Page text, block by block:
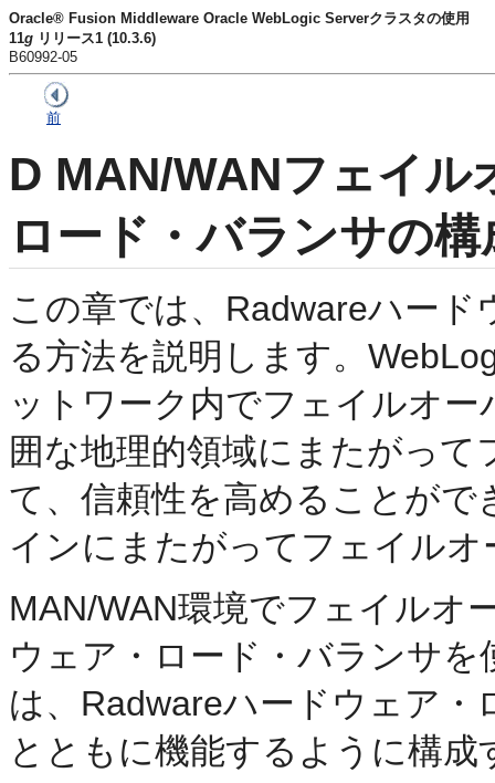
Oracle® Fusion Middleware Oracle WebLogic Serverクラスタの使用
11g リリース1 (10.3.6)
B60992-05
前
D MAN/WANフェイル
ロード・バランサの構
この章では、Radwareハー
る方法を説明します。
ットワーク内でフェイルオ
囲な地理的領域にまたがっ
て、信頼性を高めることがで
インにまたがってフェイル
MAN/WAN環境でフェイルオ
ウェア・ロード・バランサ
は、Radwareハードウェア
とともに機能するように構